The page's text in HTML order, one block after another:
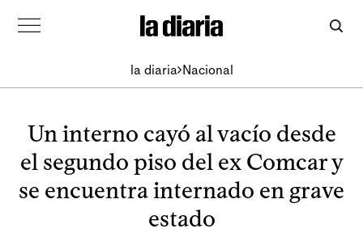
la diaria Nacional
Un interno cayó al vacío desde
el segundo piso del ex Comcar y
se encuentra internado en grave
estado